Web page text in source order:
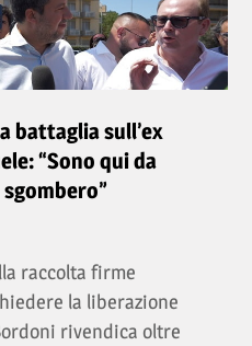
battaglia sull’ex
“Sono qui da
raccolta firme
la liberazione
rivendica oltre